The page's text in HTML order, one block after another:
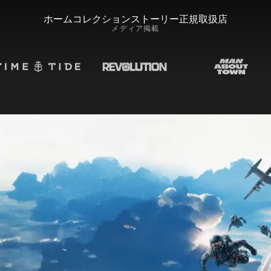
ホームコレクションストーリー正規取扱店
メディア掲載